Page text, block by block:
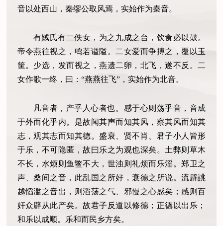
音以处西山，秦缪公取风焉，实始作为秦音。
有娀氏有二佚女，为之九成之台，饮食必以鼓。
帝令燕往视之，鸣若谥隘。二女爱而争搏之，覆以玉
筐。少选，发而视之，燕遗二卵，北飞，遂不反。二
女作歌一终，曰：“燕燕往飞”，实始作为北音。
凡音者，产乎人心者也。感于心则荡乎音，音成
于外而化乎内。是故闻其声而知其风，察其风而知其
志，观其志而知其德。盛衰、贤不肖、君子小人皆形
于乐，不可隐匿，故曰乐之为观也深矣。土弊则草木
不长，水烦则鱼鳖不大，世浊则礼烦而乐淫。郑卫之
声、桑间之音，此乱国之所好，衰德之所说。流辟誂
越慆滥之音出，则滔荡之气、邪慢之心感矣；感则百
奸众辟从此产矣。故君子反道以修德；正德以出乐；
和乐以成顺。乐和而民乡方矣。